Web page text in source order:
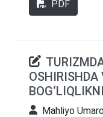
foydalanish
PDF
OSHIRISHDA
Mahliyo